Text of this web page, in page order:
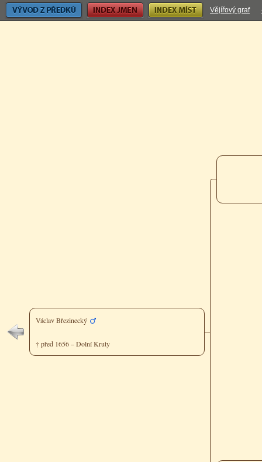
Vývod z předků Index jmen Index míst Vějířový graf
Václav Březinecký
† před 1656 – Dolní Kruty